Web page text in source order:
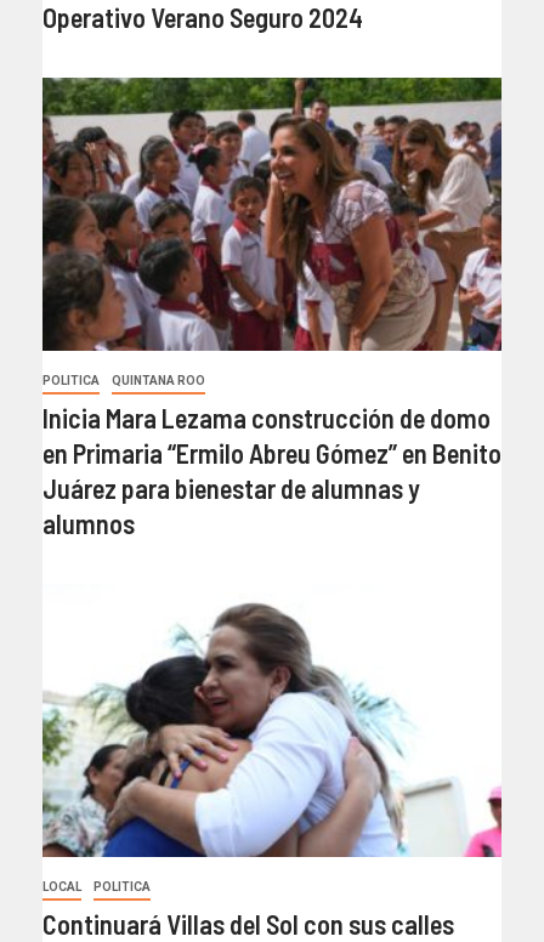
Operativo Verano Seguro 2024
POLITICA QUINTANA ROO
Inicia Mara Lezama construcción de domo
en Primaria “Ermilo Abreu Gómez” en Benito
Juárez para bienestar de alumnas y
alumnos
LOCAL POLITICA
Continuará Villas del Sol con sus calles